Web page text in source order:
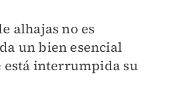
alhajas no es
un bien esencial
está interrumpida su